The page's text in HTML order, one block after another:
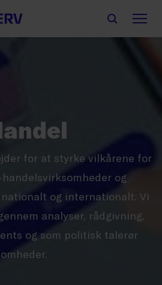
for at styrke vilkårene for
handelsvirksomheder og
og internationalt. Vi
analyser, rådgivning,
og som politisk talerør